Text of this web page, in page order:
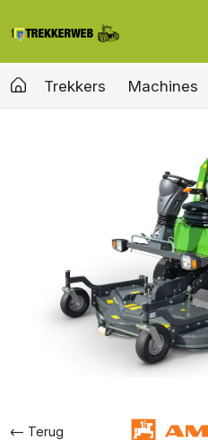
Trekkers Machines
Terug